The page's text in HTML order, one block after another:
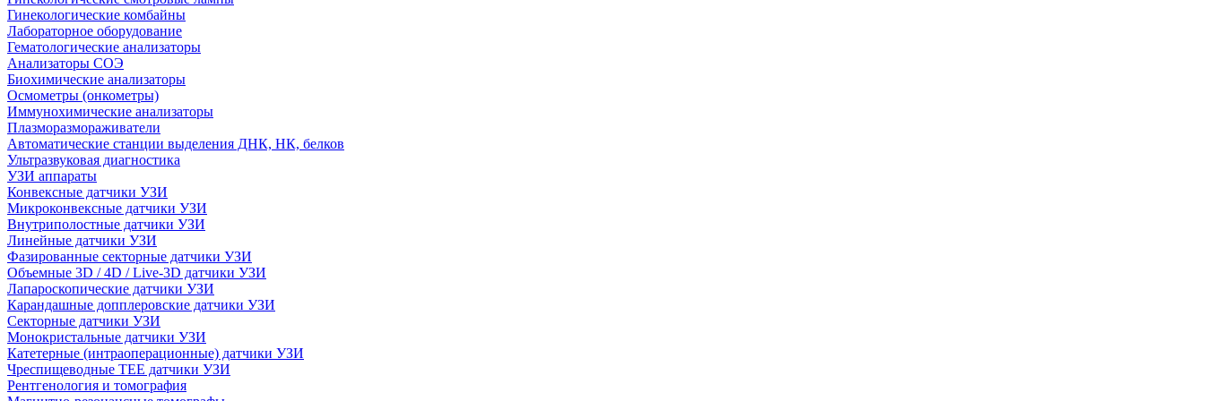
Гинекологические комбайны
Лабораторное оборудование
Гематологические анализаторы
Анализаторы СОЭ
Биохимические анализаторы
Осмометры (онкометры)
Иммунохимические анализаторы
Плазморазмораживатели
Автоматические станции выделения ДНК, НК, белков
Ультразвуковая диагностика
УЗИ аппараты
Конвексные датчики УЗИ
Микроконвексные датчики УЗИ
Внутриполостные датчики УЗИ
Линейные датчики УЗИ
Фазированные секторные датчики УЗИ
Объемные 3D / 4D / Live-3D датчики УЗИ
Лапароскопические датчики УЗИ
Карандашные допплеровские датчики УЗИ
Секторные датчики УЗИ
Монокристальные датчики УЗИ
Катетерные (интраоперационные) датчики УЗИ
Чреспищеводные TEE датчики УЗИ
Рентгенология и томография